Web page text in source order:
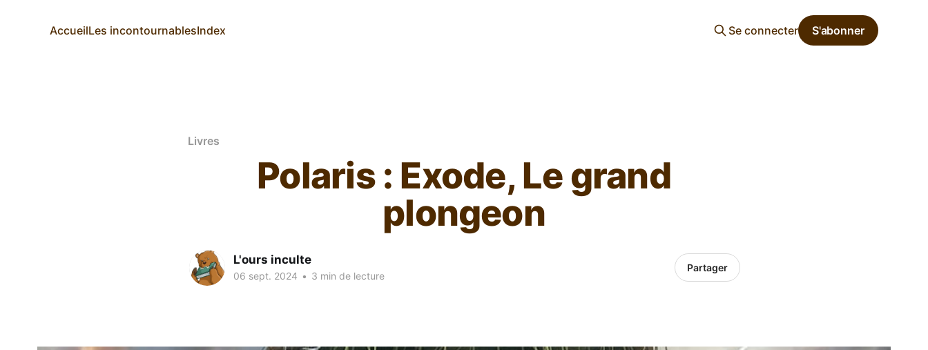
AccueilLes incontournablesIndex Se connecter S'abonner
Livres
Polaris : Exode, Le grand
plongeon
L'ours inculte
06 sept. 2024 • 3 min de lecture
Partager